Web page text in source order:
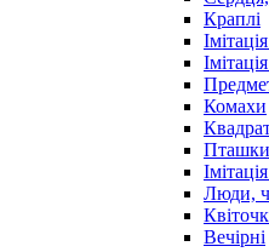
Краплі
Комахи
Пташки
Люди,
Вечірні